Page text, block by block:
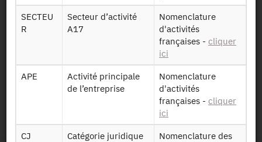
Télécharger
représentant du
SECTEU
R
Secteur d’activité
A17
Nomenclature
d'activités
françaises - cliquer
ici
APE
Activité principale
de l’entreprise
Nomenclature
d'activités
françaises - cliquer
ici
CJ
Catégorie juridique
Nomenclature des
Identifiant persistant
https://doi.org/10.34724/CASD.173.2525.V1